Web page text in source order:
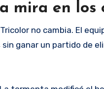
mira en los
no cambia. El
ganar un partido de